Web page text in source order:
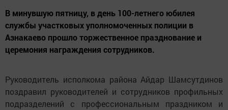
В минувшую пятницу, в день 100-летнего юбилея
службы участковых уполномоченных полиции в
Азнакаево прошло торжественное празднование и
церемония награждения сотрудников.
Руководитель исполкома района Айдар Шамсутдинов
поздравил руководителей и сотрудников профильных
подразделений с профессиональным праздником и